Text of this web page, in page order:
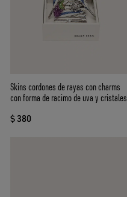
Skins cordones de rayas con charms
con forma de racimo de uva y cristales
$ 380